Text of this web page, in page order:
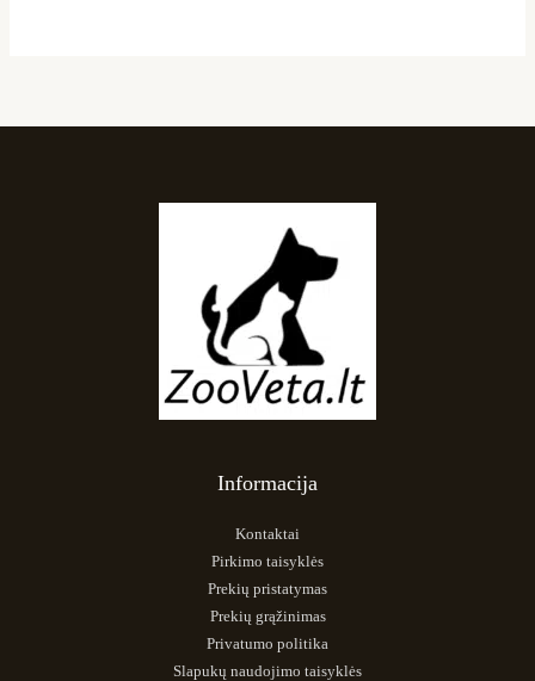
Informacija
Kontaktai
Pirkimo taisyklės
Prekių pristatymas
Prekių grąžinimas
Privatumo politika
Slapukų naudojimo taisyklės